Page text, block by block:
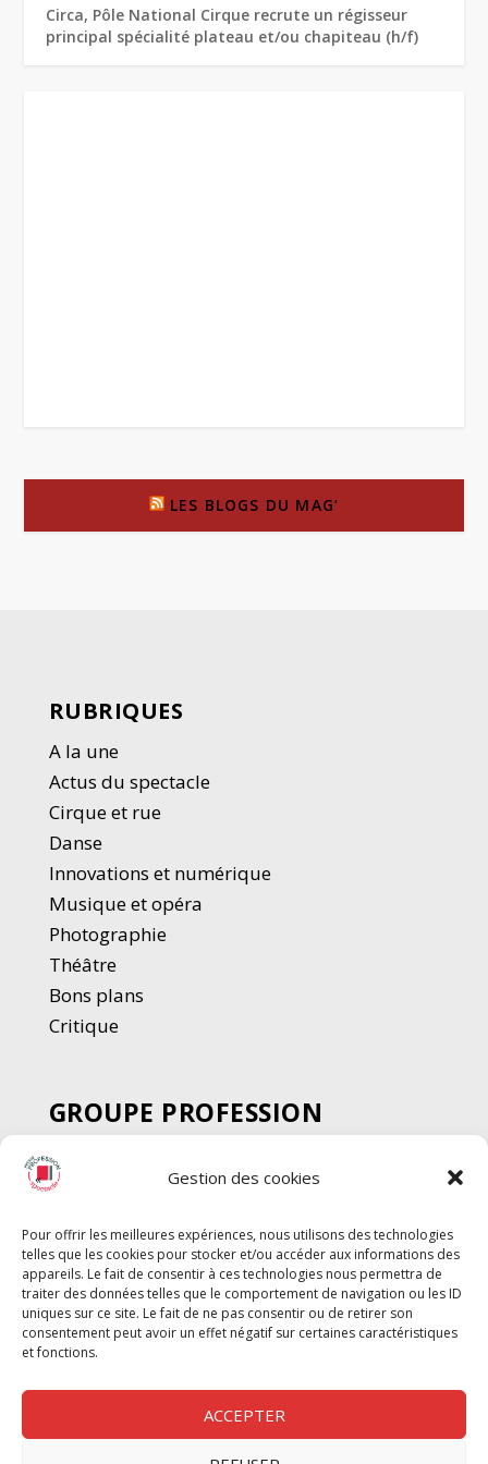
Gestion des cookies
Pour offrir les meilleures expériences, nous utilisons des technologies
telles que les cookies pour stocker et/ou accéder aux informations des
appareils. Le fait de consentir à ces technologies nous permettra de
traiter des données telles que le comportement de navigation ou les ID
uniques sur ce site. Le fait de ne pas consentir ou de retirer son
consentement peut avoir un effet négatif sur certaines caractéristiques
et fonctions.
ACCEPTER
Circa, Pôle National Cirque recrute un régisseur
principal spécialité plateau et/ou chapiteau (h/f)
LES BLOGS DU MAG’
RUBRIQUES
A la une
Actus du spectacle
Cirque et rue
Danse
Innovations et numérique
Musique et opéra
Photographie
Théâtre
Bons plans
Critique
GROUPE PROFESSION
SPECTACLE
Chèque Intermittents
Chèque Compta
Chèque Emploi Spectacle
G-Pods
Profession Audio-visuel